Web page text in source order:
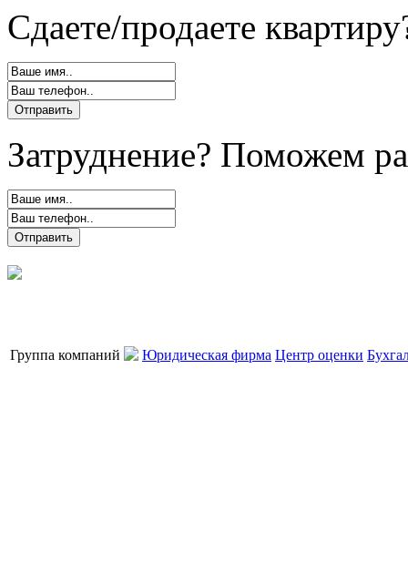
Сдаете/продаете
Затруднение? Поможем
Группа компаний Юридическая фирма Центр оценки